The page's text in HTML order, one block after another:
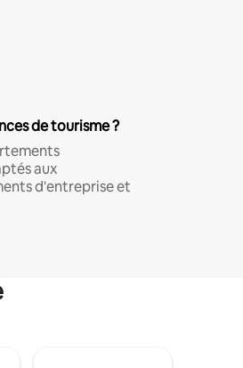
de tourisme ?
aux
d'entreprise et